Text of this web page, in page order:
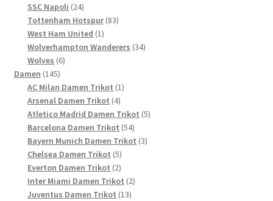
SSC Napoli 2424
Produkte
Tottenham Hotspur 8383
West Ham United 11
Produkt
Wolverhampton Wanderers 3434
Wolves 66
Damen 145145
Produkte
AC Milan Damen Trikot 11
Arsenal Damen Trikot 44
Produkte
Atletico Madrid Damen Trikot 55
Barcelona Damen Trikot 5454
Produkte
Bayern Munich Damen Trikot 33
Chelsea Damen Trikot 55
Produkte
Everton Damen Trikot 22
Produkte
Inter Miami Damen Trikot 22
Juventus Damen Trikot 1313